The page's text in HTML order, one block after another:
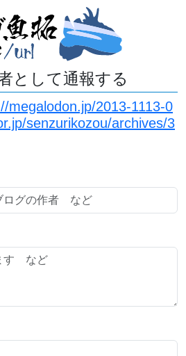
として通報する
megalodon.jp/2013-1113-0
senzurikozou/archives/3